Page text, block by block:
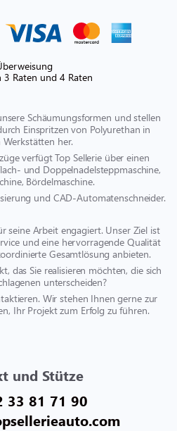
Raten und 4 Raten
Schäumungsformen und stellen
Einspritzen von Polyurethan in
Werkstätten her.
verfügt Top Sellerie über einen
und Doppelnadelsteppmaschine,
Bördelmaschine.
und CAD-Automatenschneider.
seine Arbeit engagiert. Unser Ziel ist
und eine hervorragende Qualität
Gesamtlösung anbieten.
das Sie realisieren möchten, die sich
unterscheiden?
Wir stehen Ihnen gerne zur
Ihr Projekt zum Erfolg zu führen.
und Stütze
33 81 71 90